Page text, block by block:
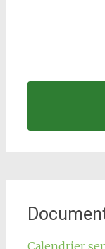
Calendrier